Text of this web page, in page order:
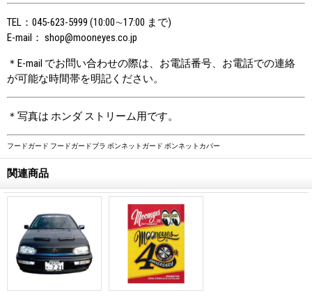
TEL：045-623-5999 (10:00∼17:00 まで)
E-mail： shop@mooneyes.co.jp
＊E-mail でお問い合わせの際は、お電話番号、お電話での連絡
が可能な時間帯を明記ください。
＊写真は ホンダ ストリーム用です。
フードガード フードガードブラ ボンネットガード ボンネットカバー
関連商品